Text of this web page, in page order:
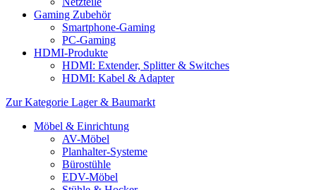
Gaming Zubehör
Smartphone-Gaming
PC-Gaming
HDMI-Produkte
HDMI: Extender, Splitter & Switches
HDMI: Kabel & Adapter
Zur Kategorie Lager & Baumarkt
Möbel & Einrichtung
AV-Möbel
Planhalter-Systeme
Bürostühle
EDV-Möbel